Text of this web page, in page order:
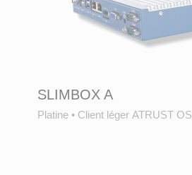
SLIMBOX A
Platine • Client léger ATRUST OS